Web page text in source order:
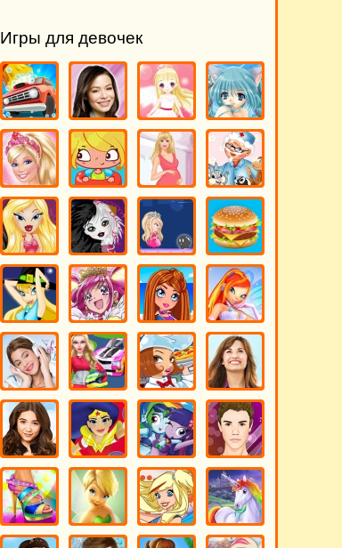
Игры для девочек